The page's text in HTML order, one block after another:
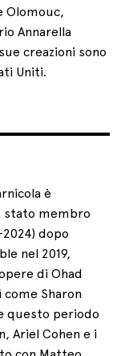
Olomouc,
Annarella
creazioni sono
Uniti.
è
stato membro
dopo
nel 2019,
di Ohad
come Sharon
questo periodo
Ariel Cohen e i